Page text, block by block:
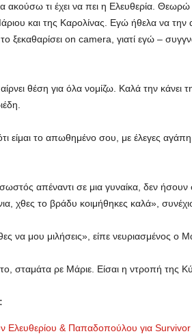
ακούσω τι έχει να πει η Ελευθερία.
και της Καρολίνας. Εγώ ήθελα να
το ξεκαθαρίσει on camera, γιατί εγώ –
θέση για όλα νομίζω. Καλά την κάνει
είμαι το απωθημένο σου, με έλεγες
απέναντι σε μια γυναίκα, δεν
χθες το βράδυ κοιμήθηκες καλά»,
να μου μιλήσεις», είπε νευριασμένος ο
σταμάτα ρε Μάριε. Είσαι η ντροπή της
Ελευθερίου & Παπαδοπούλου για